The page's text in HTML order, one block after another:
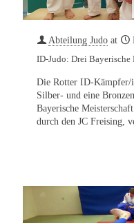
Abteilung Judo at
ID-Judo: Drei Bayerische
Die Rotter ID-Kämpfer/
Silber- und eine
Bayerische
durch den JC Freising,